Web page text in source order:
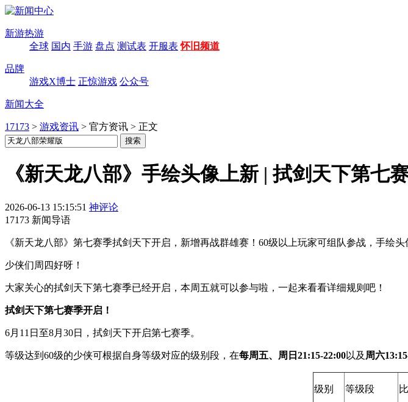
新游热游
全球 国内 手游 盘点 测试表 开服表 怀旧频道
品牌
游戏X博士 正惊游戏 公众号
新闻大全
17173 > 游戏资讯 > 官方资讯 > 正文
《新天龙八部》手绘头像上新 | 拭剑天下第七
2026-06-13 15:15:51 神评论
17173 新闻导语
《新天龙八部》第七赛季拭剑天下开启，新增再战群雄赛！60级以上玩家可组队参战，手绘
少侠们周四好呀！
大家关心的拭剑天下第七赛季已经开启，本周五就可以参与啦，一起来看看详细规则吧！
拭剑天下第七赛季开启！
6月11日至8月30日，拭剑天下开启第七赛季。
等级达到60级的少侠可根据自身等级对应的级别段，在每周五、周日21:15-22:00以及 周六
级别 等级段